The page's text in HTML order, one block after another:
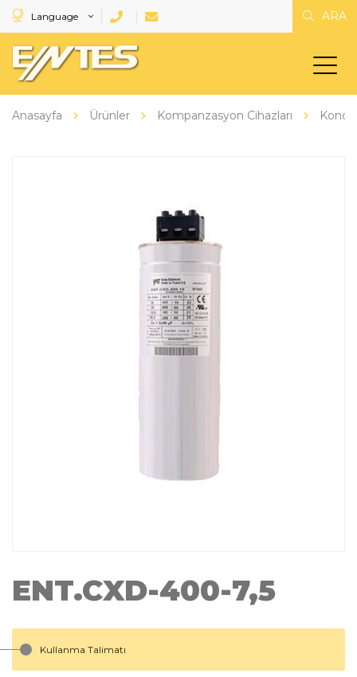
Language ARA
Anasayfa Ürünler Kompanzasyon Cihazları
ENT.CXD-400-7,5
Kullanma Talimatı